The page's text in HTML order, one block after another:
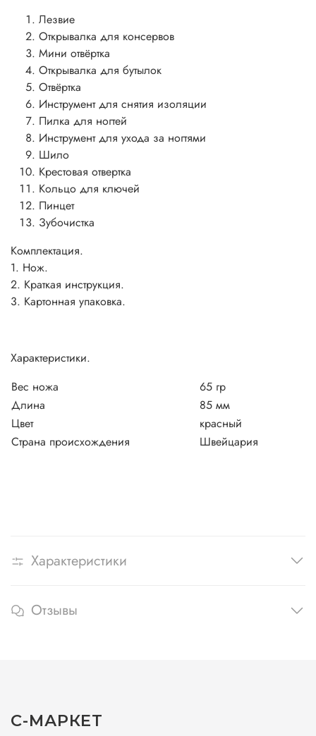
Лезвие
Открывалка для консервов
Мини отвёртка
Открывалка для бутылок
Отвёртка
Инструмент для снятия изоляции
Пилка для ногтей
Инструмент для ухода за ногтями
Шило
Крестовая отвертка
Кольцо для ключей
Пинцет
Зубочистка
Комплектация.
1. Нож.
2. Краткая инструкция.
3. Картонная упаковка.
Характеристики.
Вес ножа
65 гр
Длина
85 мм
Цвет
красный
Страна происхождения
Швейцария
Характеристики
Отзывы
С-МАРКЕТ